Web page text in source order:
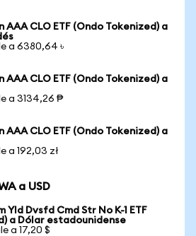
AAA CLO ETF (Ondo Tokenized) a
a 6380,64 ৳
AAA CLO ETF (Ondo Tokenized) a
a 3134,26 ₱
AAA CLO ETF (Ondo Tokenized) a
a 192,03 zł
a USD
Yld Dvsfd Cmd Str No K-1 ETF
a Dólar estadounidense
a 17,20 $